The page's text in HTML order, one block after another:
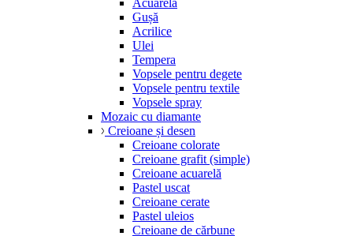
Acuarelă
Gușă
Acrilice
Ulei
Tempera
Vopsele pentru degete
Vopsele pentru textile
Vopsele spray
Mozaic cu diamante
Creioane și desen
Creioane colorate
Creioane grafit (simple)
Creioane acuarelă
Pastel uscat
Creioane cerate
Pastel uleios
Creioane de cărbune